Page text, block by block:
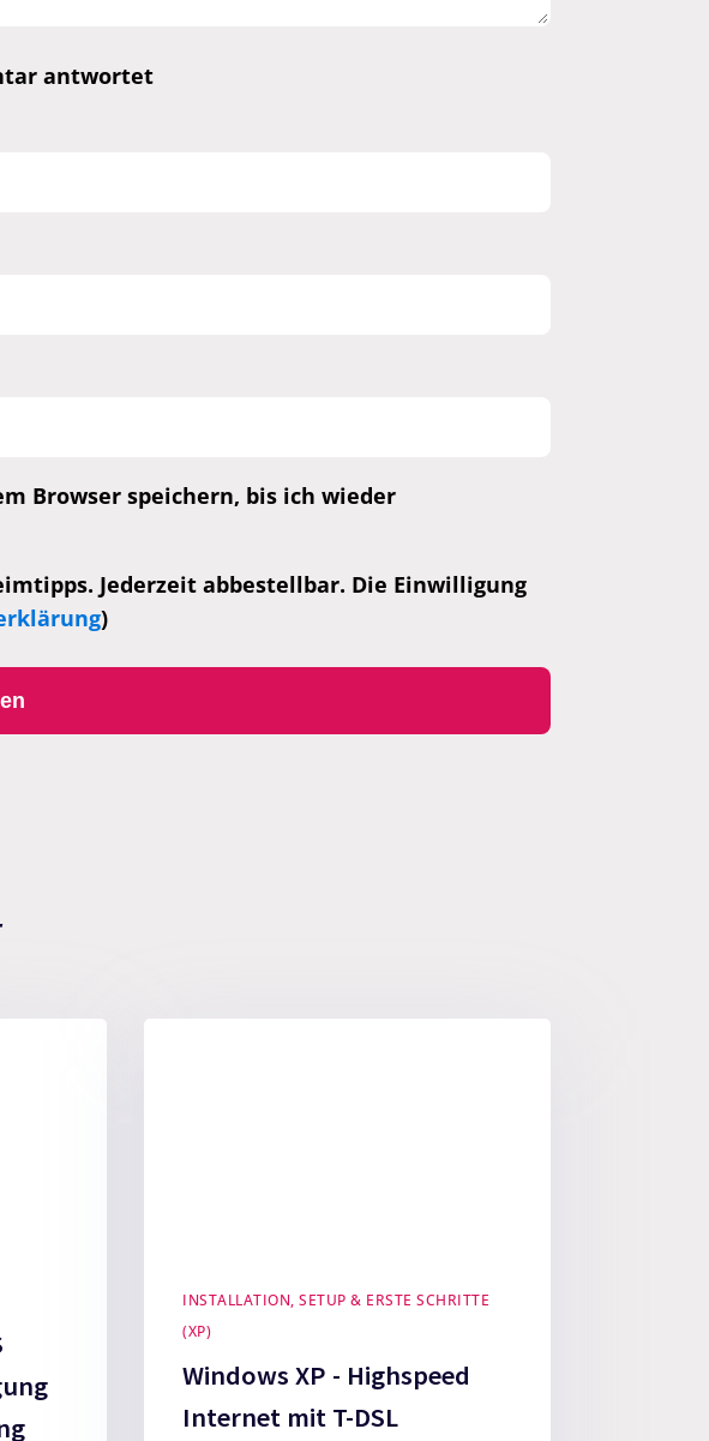
antwortet
Browser speichern, bis ich wieder
Jederzeit abbestellbar. Die Einwilligung
)
INSTALLATION, SETUP & ERSTE SCHRITTE
(XP)
Windows XP - Highspeed
Internet mit T-DSL